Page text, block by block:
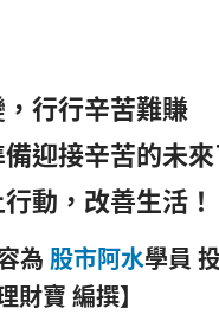
行行辛苦難賺
迎接辛苦的未來
動，改善生活！
為 股市阿水學員
財寶 編撰】